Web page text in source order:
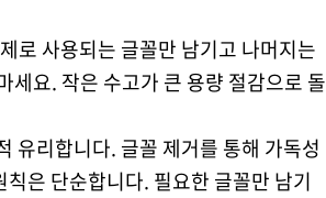
로 사용되는 글꼴만 남기고 나머지는
세요. 작은 수고가 큰 용량 절감으로 돌
유리합니다. 글꼴 제거를 통해 가독성
은 단순합니다. 필요한 글꼴만 남기